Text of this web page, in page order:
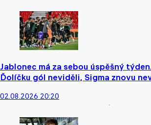
Jablonec má za sebou úspěšný
Ďolíčku gól neviděli, Sigma znovu
02.08.2026 20:20